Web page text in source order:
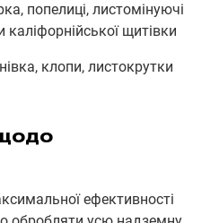
попелиці, листомінуючі
каліфорнійської щитівки
клопи, листокрутки
ефективності